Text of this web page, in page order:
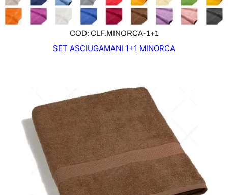
COD: CLF.MINORCA-1+1
SET ASCIUGAMANI 1+1 MINORCA